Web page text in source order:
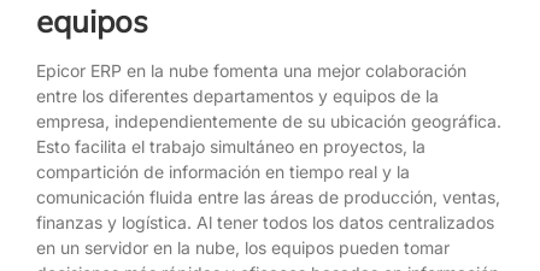
equipos
Epicor ERP en la nube fomenta una mejor colaboración
entre los diferentes departamentos y equipos de la
empresa, independientemente de su ubicación geográfica.
Esto facilita el trabajo simultáneo en proyectos, la
compartición de información en tiempo real y la
comunicación fluida entre las áreas de producción, ventas,
finanzas y logística. Al tener todos los datos centralizados
en un servidor en la nube, los equipos pueden tomar